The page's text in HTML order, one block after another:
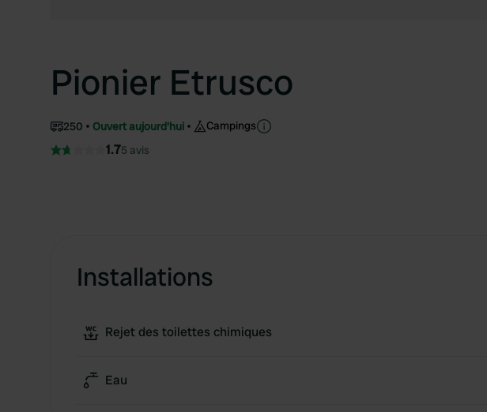
Pionier Etrusco
250 Ouvert aujourd'hui Campings
1.75 avis
Installations
Rejet des toilettes chimiques
Eau